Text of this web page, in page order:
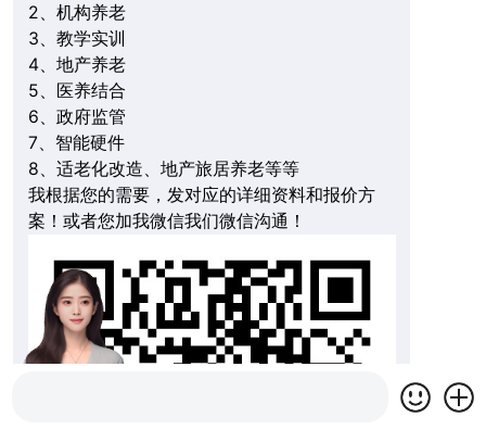
2、机构养老
3、教学实训
4、地产养老
5、医养结合
6、政府监管
7、智能硬件
8、适老化改造、地产旅居养老等等
我根据您的需要，发对应的详细资料和报价方
案！或者您加我微信我们微信沟通！